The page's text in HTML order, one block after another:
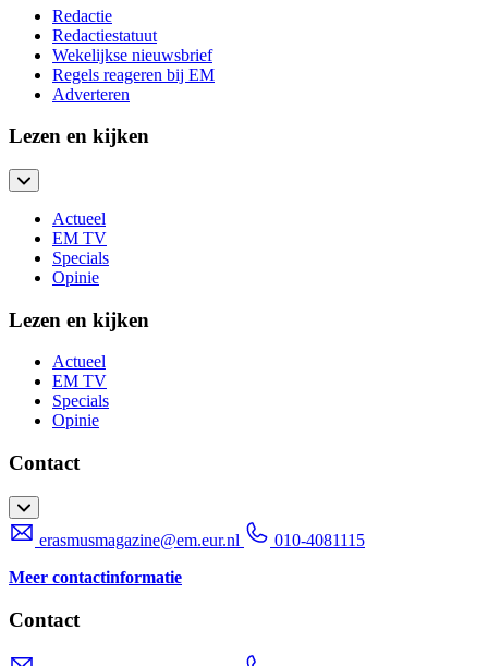
Redactie
Redactiestatuut
Wekelijkse nieuwsbrief
Regels reageren bij EM
Adverteren
Lezen en kijken
Actueel
EM TV
Specials
Opinie
Lezen en kijken
Actueel
EM TV
Specials
Opinie
Contact
erasmusmagazine@em.eur.nl
010-4081115
Meer contactinformatie
Contact